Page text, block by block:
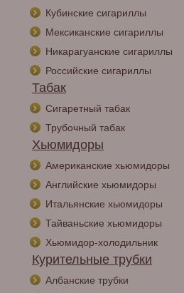
Кубинские сигариллы
Мексиканские сигариллы
Никарагуанские сигариллы
Российские сигариллы
Табак
Сигаретный табак
Трубочный табак
Хьюмидоры
Американские хьюмидоры
Английские хьюмидоры
Итальянские хьюмидоры
Тайваньские хьюмидоры
Хьюмидор-холодильник
Курительные трубки
Албанские трубки
Lubinski на
Орех Q206
Lubinski на 100 сигар,